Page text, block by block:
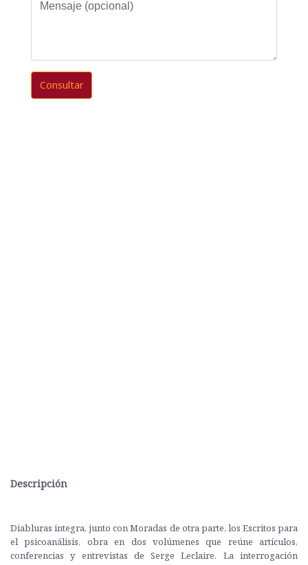
Consultar
Descripción
Diabluras integra, junto con Moradas de otra parte, los Escritos para
el psicoanálisis, obra en dos volúmenes que reúne artículos,
conferencias y entrevistas de Serge Leclaire. La interrogación